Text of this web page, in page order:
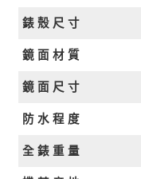
錶 殼 尺 寸
鏡 面 材 質
鏡 面 尺 寸
防 水 程 度
全 錶 重 量